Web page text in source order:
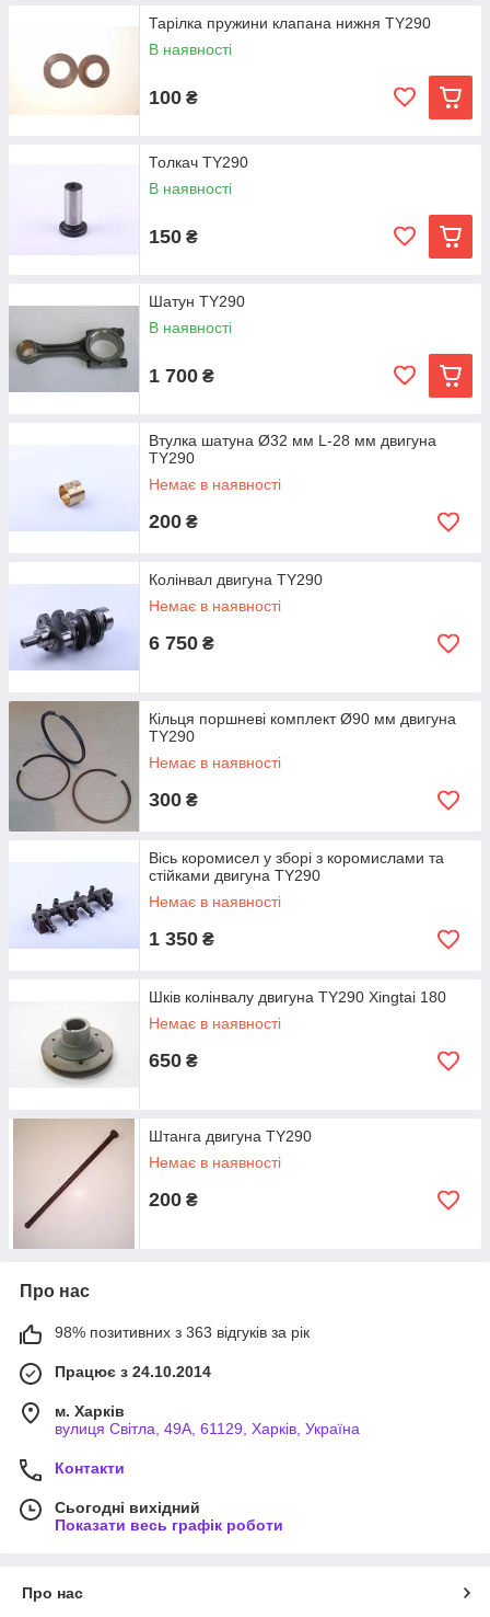
Тарілка пружини клапана нижня TY290
В наявності
100 ₴
Толкач TY290
В наявності
150 ₴
Шатун TY290
В наявності
1 700 ₴
Втулка шатуна Ø32 мм L-28 мм двигуна
TY290
Немає в наявності
200 ₴
Колінвал двигуна TY290
Немає в наявності
6 750 ₴
Кільця поршневі комплект Ø90 мм двигуна
TY290
Немає в наявності
300 ₴
Вісь коромисел у зборі з коромислами та
стійками двигуна TY290
Немає в наявності
1 350 ₴
Шків колінвалу двигуна TY290 Xingtai 180
Немає в наявності
650 ₴
Штанга двигуна TY290
Немає в наявності
200 ₴
Про нас
98% позитивних з 363 відгуків за рік
Працює з 24.10.2014
м. Харків
вулиця Світла, 49А, 61129, Харків, Україна
Контакти
Сьогодні вихідний
Показати весь графік роботи
Про нас